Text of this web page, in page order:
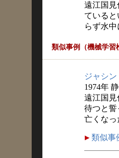
遠江国見
ていると
らず水中
類似事例（機械学習
ジャシン
1974年
遠江国見
待つと誓
亡くなっ
類似事